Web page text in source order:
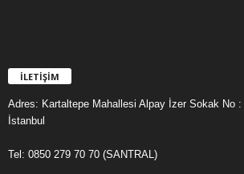
İLETİŞİM
Adres: Kartaltepe Mahallesi Alpay İzer Sokak No
İstanbul
Tel: 0850 279 70 70 (SANTRAL)